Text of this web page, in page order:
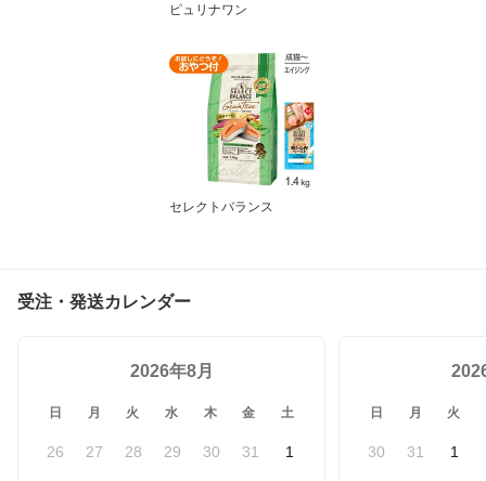
ピュリナワン
セレクトバランス
受注・発送カレンダー
2026年8月
日 月 火 水 木 金 土
26 27 28 29 30 31 1
日 月 火
30 31 1